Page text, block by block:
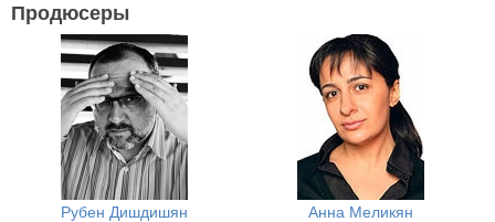
Продюсеры
Рубен Дишдишян Анна Меликян